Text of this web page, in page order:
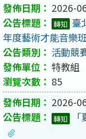
2026-
轉知 臺
年度藝術才能音樂
活動競
特教組
85
2026-
轉知